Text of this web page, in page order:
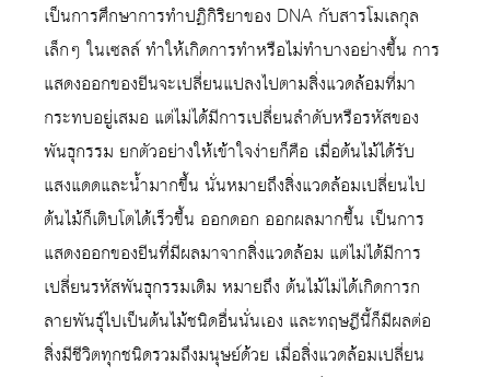
เป็นการศึกษาการทำปฏิกิริยาของ DNA กับสารโมเลกุล
เล็กๆ ในเซลล์ ทำให้เกิดการทำหรือไม่ทำบางอย่างขึ้น การ
แสดงออกของยีนจะเปลี่ยนแปลงไปตามสิ่งแวดล้อมที่มา
กระทบอยู่เสมอ แต่ไม่ได้มีการเปลี่ยนลำดับหรือรหัสของ
พันธุกรรม ยกตัวอย่างให้เข้าใจง่ายก็คือ เมื่อต้นไม้ได้รับ
แสงแดดและน้ำมากขึ้น นั่นหมายถึงสิ่งแวดล้อมเปลี่ยนไป
ต้นไม้ก็เติบโตได้เร็วขึ้น ออกดอก ออกผลมากขึ้น เป็นการ
แสดงออกของยีนที่มีผลมาจากสิ่งแวดล้อม แต่ไม่ได้มีการ
เปลี่ยนรหัสพันธุกรรมเดิม หมายถึง ต้นไม้ไม่ได้เกิดการก
ลายพันธุ์ไปเป็นต้นไม้ชนิดอื่นนั่นเอง และทฤษฎีนี้ก็มีผลต่อ
สิ่งมีชีวิตทุกชนิดรวมถึงมนุษย์ด้วย เมื่อสิ่งแวดล้อมเปลี่ยน